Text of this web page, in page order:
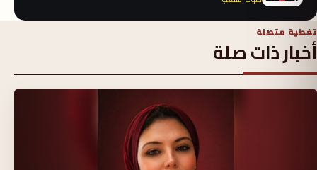
تغطية متصلة
أخبار ذات صلة